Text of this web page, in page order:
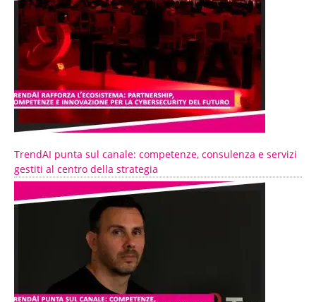
TrendAI punta sul canale: competenze, consulenza e servizi
gestiti al centro della strategia